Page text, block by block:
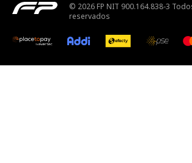
© 2026 FP NIT 900.164.838-3
reservados